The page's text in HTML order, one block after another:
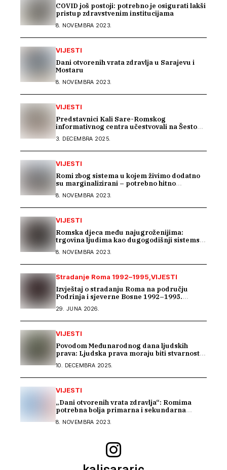
COVID još postoji: potrebno je osigurati lakši
pristup zdravstvenim institucijama
8. NOVEMBRA 2023.
VIJESTI
Dani otvorenih vrata zdravlja u Sarajevu i
Mostaru
8. NOVEMBRA 2023.
VIJESTI
Predstavnici Kali Sare-Romskog
informativnog centra učestvovali na Šestom
3. DECEMBRA 2025.
VIJESTI
Romi zbog sistema u kojem živimo dodatno
su marginalizirani – potrebno hitno
nivou BiH
8. NOVEMBRA 2023.
VIJESTI
Romska djeca među najugroženijima:
trgovina ljudima kao dugogodišnji sistemski
8. NOVEMBRA 2023.
Stradanje Roma 1992–1995 VIJESTI
Izvještaj o stradanju Roma na području
Podrinja i sjeverne Bosne 1992–1995.
29. JUNA 2026.
VIJESTI
Povodom Međunarodnog dana ljudskih
prava: Ljudska prava moraju biti stvarnost
10. DECEMBRA 2025.
VIJESTI
„Dani otvorenih vrata zdravlja“: Romima
potrebna bolja primarna i sekundarna
8. NOVEMBRA 2023.